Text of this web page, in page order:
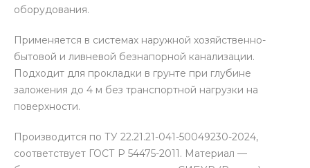
оборудования.
Применяется в системах наружной хозяйственно-
бытовой и ливневой безнапорной канализации.
Подходит для прокладки в грунте при глубине
заложения до 4 м без транспортной нагрузки на
поверхности.
Производится по ТУ 22.21.21-041-50049230-2024,
соответствует ГОСТ Р 54475-2011. Материал —